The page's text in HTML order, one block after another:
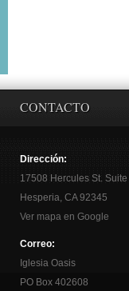
CONTACTO
Dirección:
17508 Hercules St. Suite
Hesperia, CA 92345
Ver mapa en Google
Correo:
Iglesia Oasis
PO Box 402608